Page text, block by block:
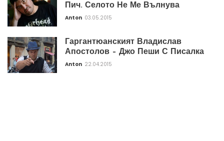
Пич. Селото Не Ме Вълнува
Anton 03.05.2015
Гаргантюанският Владислав
Апостолов – Джо Пеши С Писалка
Anton 22.04.2015